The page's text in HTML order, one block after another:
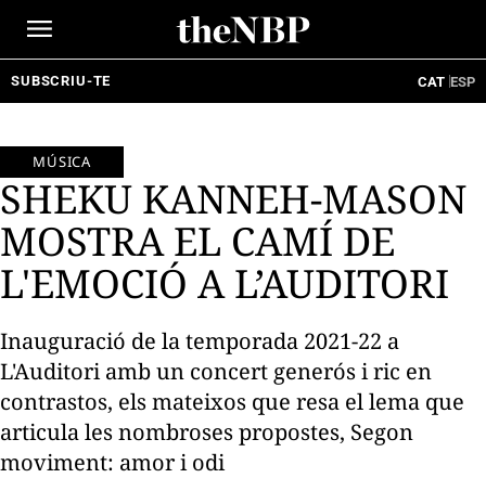
SUBSCRIU-TE CAT ESP
MÚSICA
SHEKU KANNEH-MASON
MOSTRA EL CAMÍ DE
L'EMOCIÓ A L’AUDITORI
Inauguració de la temporada 2021-22 a
L'Auditori amb un concert generós i ric en
contrastos, els mateixos que resa el lema que
articula les nombroses propostes, Segon
moviment: amor i odi